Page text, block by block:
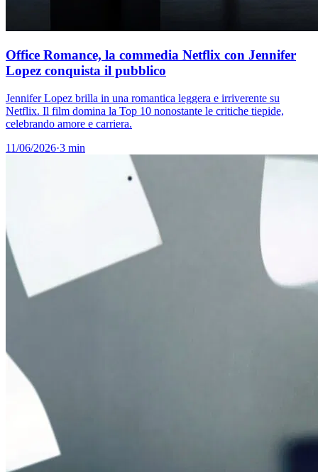
Office Romance, la commedia Netflix con Jennifer
Lopez conquista il pubblico
Jennifer Lopez brilla in una romantica leggera e irriverente su
Netflix. Il film domina la Top 10 nonostante le critiche tiepide,
celebrando amore e carriera.
11/06/2026·3 min